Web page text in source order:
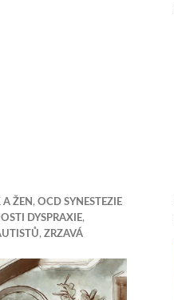
ŽEN , OCD SYNESTEZIE
DYSPRAXIE,
, ZRZAVÁ